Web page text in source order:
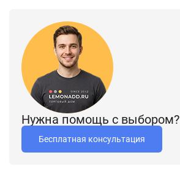
Нужна помощь с выбором?
Бесплатная консультация